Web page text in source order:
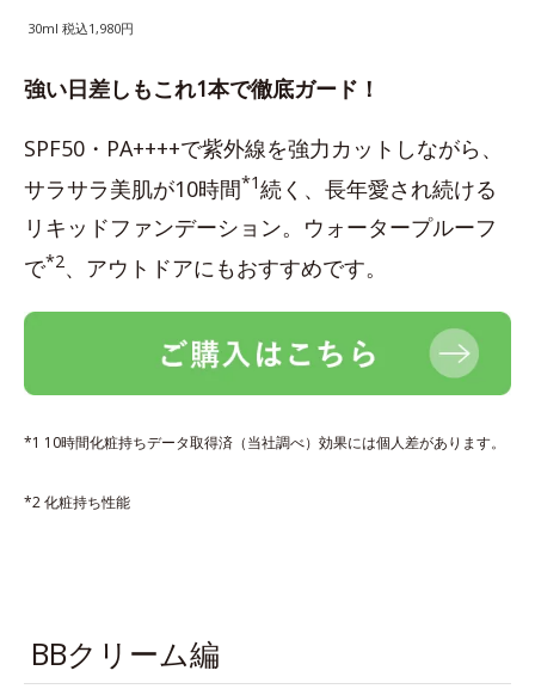
30ml 税込1,980円
強い日差しもこれ1本で徹底ガード！
SPF50・PA++++で紫外線を強力カットしながら、
サラサラ美肌が10時間*1続く、長年愛され続ける
リキッドファンデーション。ウォータープルーフ
で*2、アウトドアにもおすすめです。
*1 10時間化粧持ちデータ取得済（当社調べ）効果には個人差があります。
*2 化粧持ち性能
BBクリーム編